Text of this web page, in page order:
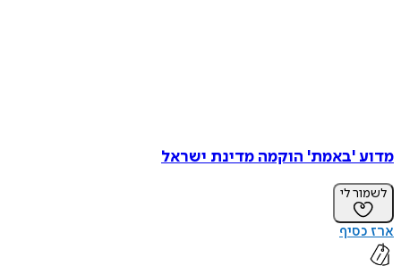
מדוע 'באמת' הוקמה מדינת ישראל
לשמור לי
ארז כסיף